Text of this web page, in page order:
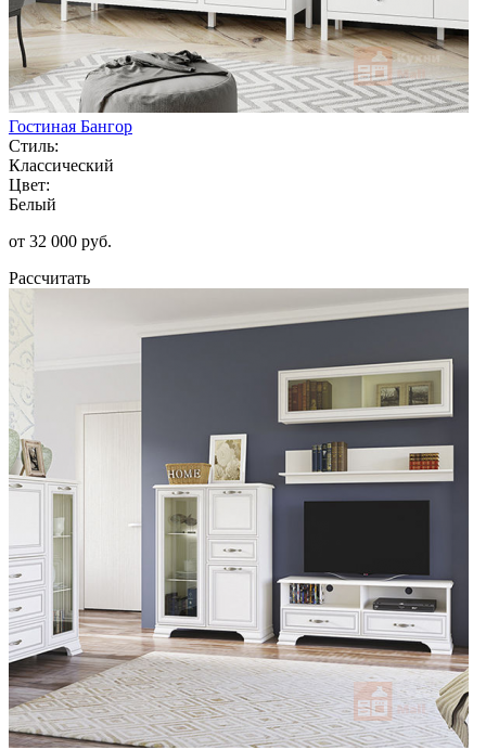
Гостиная Бангор
Стиль:
Классический
Цвет:
Белый
от 32 000 руб.
Рассчитать